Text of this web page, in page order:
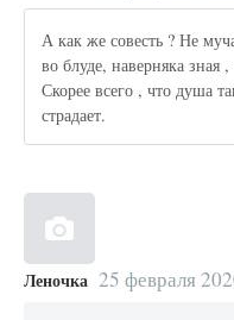
А как же совесть ? Не
во блуде, наверняка зная
Скорее всего , что душа
страдает.
Леночка 25 февраля